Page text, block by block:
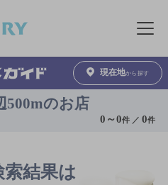
メニュ
現在地から探す
500mのお店
0 ～0件 ／0件
結果は